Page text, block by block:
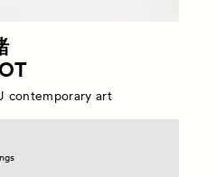
contemporary art